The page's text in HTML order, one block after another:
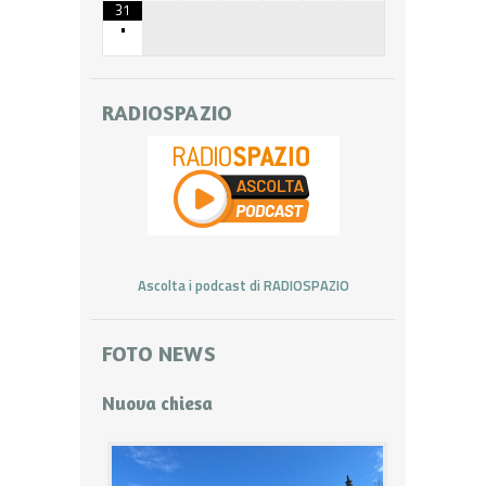
31
•
RADIOSPAZIO
Ascolta i podcast di RADIOSPAZIO
FOTO NEWS
Nuova chiesa